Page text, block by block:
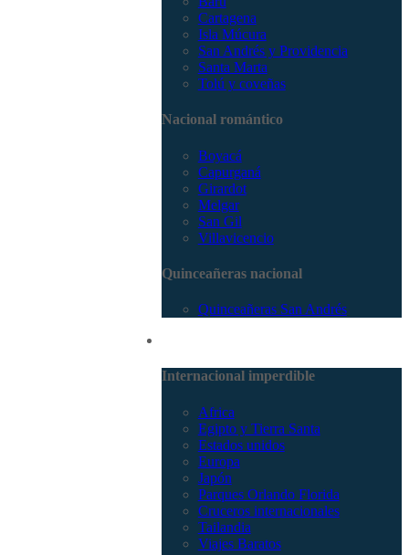
Cartagena
Isla Múcura
San Andrés y Providencia
Santa Marta
Tolú y coveñas
Nacional romántico
Boyacá
Capurganá
Girardot
Melgar
San Gil
Villavicencio
Quinceañeras nacional
Quinceañeras San Andrés
Internacional imperdible
Africa
Egipto y Tierra Santa
Estados unidos
Europa
Japón
Parques Orlando Florida
Cruceros internacionales
Tailandia
Viajes Baratos